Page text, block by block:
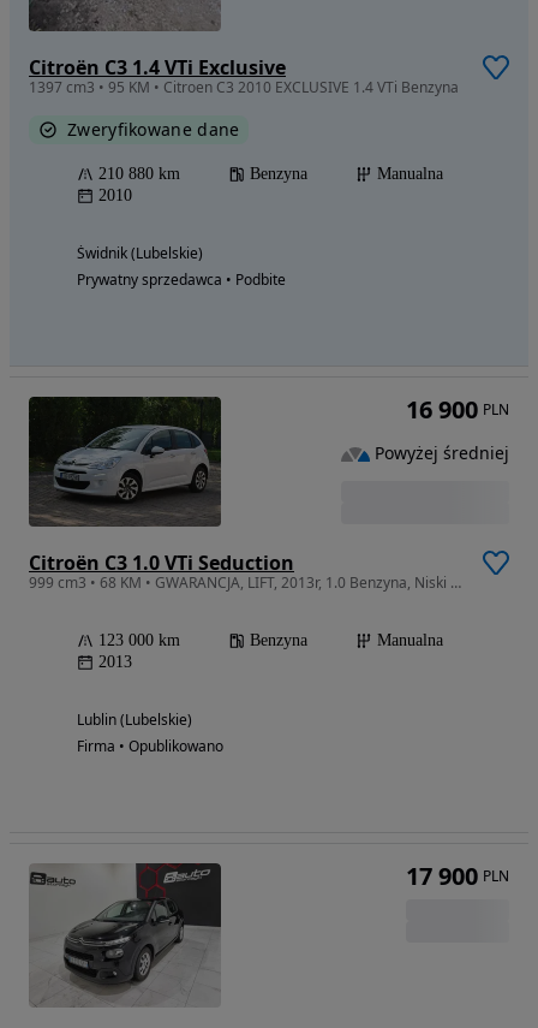
Citroën C3 1.4 VTi Exclusive
1397 cm3 • 95 KM • Citroen C3 2010 EXCLUSIVE 1.4 VTi Benzyna
Zweryfikowane dane
210 880 km Benzyna
Manualna
2010
Świdnik (Lubelskie)
Prywatny sprzedawca • Podbite
Citroën C3 1.0 VTi Seduction
999 cm3 • 68 KM • GWARANCJA, LIFT, 2013r, 1.0 Benzyna, Niski przebieg, 2 Komplety opon !
123 000 km Benzyna
Manualna
2013
Lublin (Lubelskie)
Firma • Opublikowano
16 900 PLN
Powyżej średniej
17 900 PLN